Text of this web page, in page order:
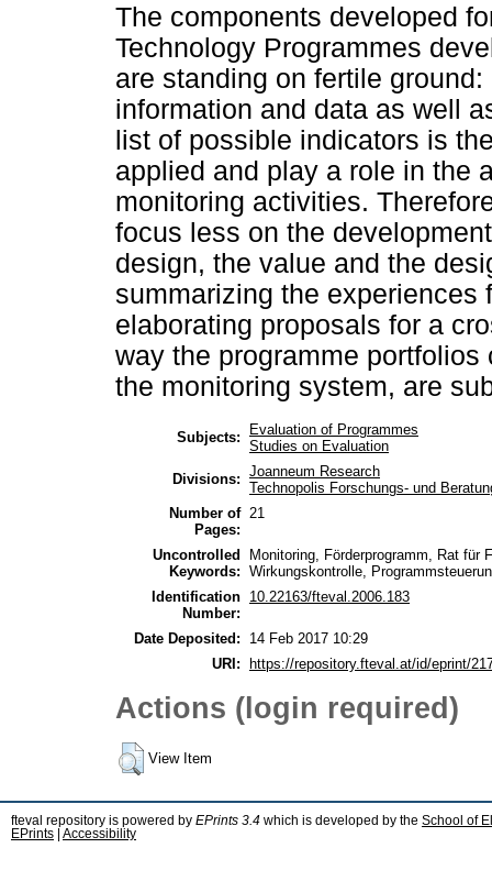
The components developed
Technology Programmes
are standing on fertile
information and data as well
list of possible indicators is
applied and play a role in the
monitoring activities.
focus less on the
design, the value and the
summarizing the
elaborating proposals for a
way the programme
the monitoring system, are
Subjects:
Evaluation of Programmes
Studies on Evaluation
Divisions: Joanneum Research
Technopolis Forschungs- und
Number of
Pages:
21
Uncontrolled
Keywords:
Monitoring, Förderprogramm, Rat für
Wirkungskontrolle,
Identification
Number:
10.22163/fteval.2006.183
Date Deposited:
14 Feb 2017 10:29
URI:
https://repository.fteval.at/id/eprint/
Actions (login required)
View Item
fteval repository is powered by EPrints 3.4 which is developed by the School of
EPrints
Accessibility